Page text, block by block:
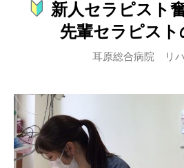
新人セラピスト
先輩セラピスト
耳原総合病院 リ